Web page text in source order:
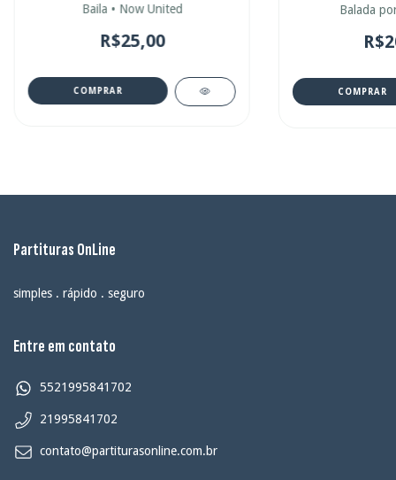
Baila • Now United
R$25,00
COMPRAR
Balada
COMPRAR
Partituras OnLine
simples . rápido . seguro
Entre em contato
5521995841702
21995841702
contato@partiturasonline.com.br